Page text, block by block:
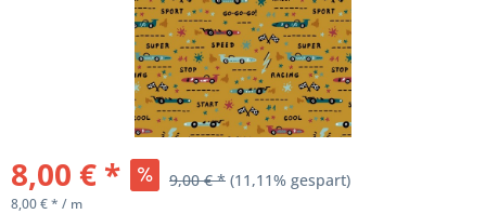
8,00 € * 9,00 € * (11,11% gespart)
8,00 € * / m